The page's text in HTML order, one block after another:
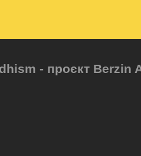
- проєкт Berzin